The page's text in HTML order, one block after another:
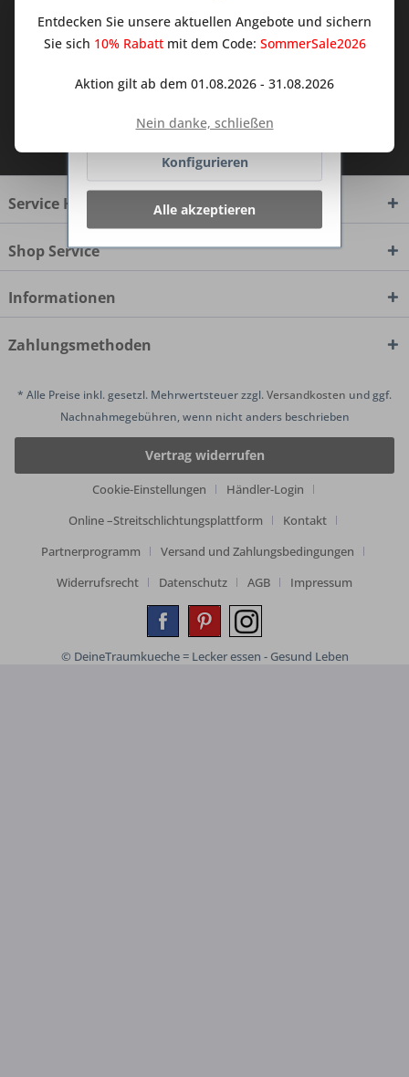
Sie keine Neuigkeit oder Aktion mehr aus
dem Traum Küchen - Shop.
Ich habe dieDatenschutzbestimmungen
zur Kenntnis genommen.
Service Hotline
Shop Service
Informationen
Zahlungsmethoden
* Alle Preise inkl. gesetzl. Mehrwertsteuer zzgl.Versandkosten und ggf.
Nachnahmegebühren, wenn nicht anders beschrieben
Vertrag widerrufen
Cookie-Einstellungen
Händler-Login
Online –Streitschlichtungsplattform
Kontakt
Partnerprogramm
Versand und Zahlungsbedingungen
Widerrufsrecht
Datenschutz AGB Impressum
© DeineTraumkueche = Lecker essen - Gesund Leben
Entdecken Sie unsere aktuellen Angebote und sichern
Sie sich 10% Rabattmit dem Code: SommerSale2026
Aktion gilt ab dem 01.08.2026 - 31.08.2026
Nein danke, schließen
Netzwerken vereinfachen sollen,
werden nur mit Ihrer Zustimmung
Ablehnen
Konfigurieren
Alle akzeptieren